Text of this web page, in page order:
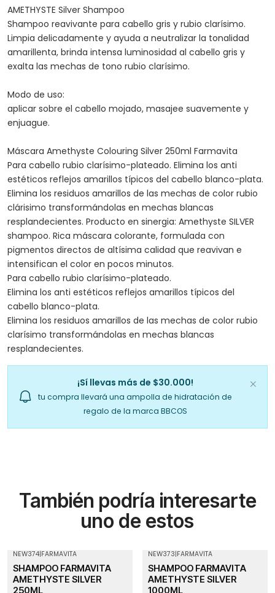
AMETHYSTE Silver Shampoo
Shampoo reavivante para cabello gris y rubio clarísimo.
Limpia delicadamente y ayuda a neutralizar la tonalidad
amarillenta, brinda intensa luminosidad al cabello gris y
exalta las mechas de tono rubio clarísimo.
Modo de uso:
aplicar sobre el cabello mojado, masajee suavemente y
enjuague.
Máscara Amethyste Colouring Silver 250ml Farmavita
Para cabello rubio clarísimo-plateado. Elimina los anti
estéticos reflejos amarillos típicos del cabello blanco-plata.
Elimina los residuos amarillos de las mechas de color rubio
clárisimo transformándolas en mechas blancas
resplandecientes. Producto en sinergia: Amethyste SILVER
shampoo. Rica máscara colorante, formulada con
pigmentos directos de altísima calidad que reavivan e
intensifican el color en pocos minutos.
Para cabello rubio clarísimo-plateado.
Elimina los anti estéticos reflejos amarillos típicos del
cabello blanco-plata.
Elimina los residuos amarillos de las mechas de color rubio
clarísimo transformándolas en mechas blancas
resplandecientes.
¡Sí llevas más de $30.000!
tu compra llevará una ampolla de hidratación de
regalo de la marca BBCOS
También podría interesarte
uno de estos
NEW374|FARMAVITA
SHAMPOO FARMAVITA
AMETHYSTE SILVER
250ML
NEW373|FARMAVITA
SHAMPOO FARMAVITA
AMETHYSTE SILVER
1000ML